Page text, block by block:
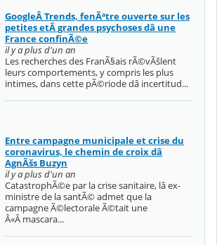
GoogleÂ Trends, fenÃªtre ouverte sur les
petites etÂ grandes psychoses dâ une
France confinÃ©e
il y a plus d'un an
Les recherches des FranÃ§ais rÃ©vÃšlent
leurs comportements, y compris les plus
intimes, dans cette pÃ©riode dâ incertitud...
Entre campagne municipale et crise du
coronavirus, le chemin de croix dâ
AgnÃšs Buzyn
il y a plus d'un an
CatastrophÃ©e par la crise sanitaire, lâ ex-
ministre de la santÃ© admet que la
campagne Ã©lectorale Ã©tait une
Â«Â mascara...